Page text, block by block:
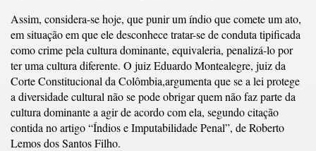
Assim, considera-se hoje, que punir um índio que comete um ato,
em situação em que ele desconhece tratar-se de conduta tipificada
como crime pela cultura dominante, equivaleria, penalizá-lo por
ter uma cultura diferente. O juiz Eduardo Montealegre, juiz da
Corte Constitucional da Colômbia,argumenta que se a lei protege
a diversidade cultural não se pode obrigar quem não faz parte da
cultura dominante a agir de acordo com ela, segundo citação
contida no artigo “Índios e Imputabilidade Penal”, de Roberto
Lemos dos Santos Filho.